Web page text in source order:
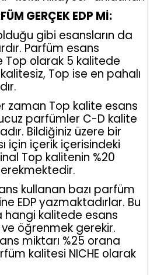
GERÇEK EDP Mİ:
gibi esansların da
Parfüm esans
Top olarak 5 kalitede
Top ise en pahalı
zaman Top kalite esans
parfümler C-D kalite
Bildiğiniz üzere bir
için içerik içerisindeki
Top kalitenin %20
kullanan bazı parfüm
EDP yazmaktadırlar. Bu
kalitede esans
ve öğrenmek gerekir.
miktarı %25 orana
kalitesi NICHE olarak